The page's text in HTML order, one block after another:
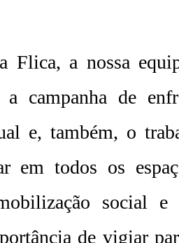
Flica, a nossa
campanha de
e, também, o
em todos os
social e
de vigiar